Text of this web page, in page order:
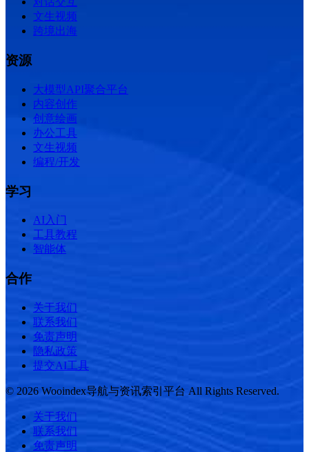
文生视频
跨境出海
资源
大模型API聚合平台
内容创作
创意绘画
办公工具
文生视频
编程/开发
学习
AI入门
工具教程
智能体
合作
关于我们
联系我们
免责声明
隐私政策
提交AI工具
© 2026 Wooindex导航与资讯索引平台 All Rights Reserved.
关于我们
联系我们
免责声明